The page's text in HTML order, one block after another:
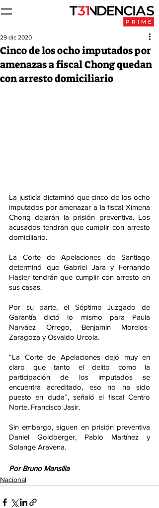
Cinco de los ocho imputados por
amenazas a fiscal Chong quedan
con arresto domiciliario
29 dic 2020
La justicia dictaminó que cinco de los ocho
imputados por amenazar a la fiscal Ximena
Chong dejarán la prisión preventiva. Los
acusados tendrán que cumplir con arresto
domiciliario.
La Corte de Apelaciones de Santiago
determinó que Gabriel Jara y Fernando
Hasler tendrán que cumplir con arresto en
sus casas.
Por su parte, el Séptimo Juzgado de
Garantía dictó lo mismo para Paula
Narváez Orrego, Benjamin Morelos-
Zaragoza y Osvaldo Urcola.
“La Corte de Apelaciones dejó muy en
claro que tanto el delito como la
participación de los imputados se
encuentra acreditado, eso no ha sido
puesto en duda”, señaló el fiscal Centro
Norte, Francisco Jasir.
Sin embargo, siguen en prisión preventiva
Daniel Goldberger, Pablo Martínez y
Solange Aravena.
Por Bruno Mansilla
Nacional